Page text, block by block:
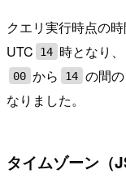
クエリ実行時点の
UTC
14 時となり
00 から 14 の間の
なりました。
タイムゾーン（